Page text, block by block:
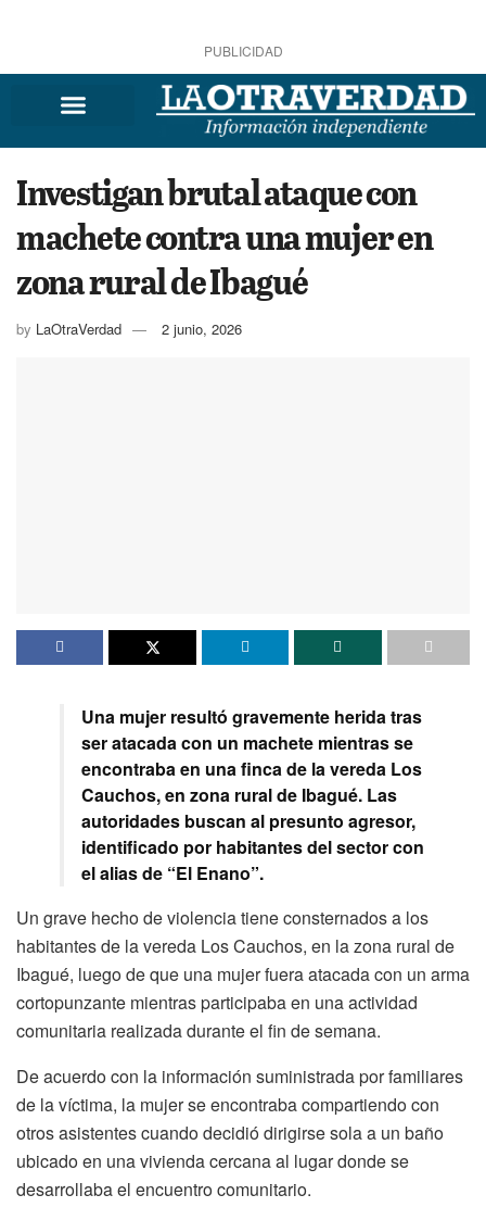
PUBLICIDAD
Investigan brutal ataque con
machete contra una mujer en
zona rural de Ibagué
by LaOtraVerdad 2 junio, 2026
Una mujer resultó gravemente herida tras
ser atacada con un machete mientras se
encontraba en una finca de la vereda Los
Cauchos, en zona rural de Ibagué. Las
autoridades buscan al presunto agresor,
identificado por habitantes del sector con
el alias de “El Enano”.
Un grave hecho de violencia tiene consternados a los
habitantes de la vereda Los Cauchos, en la zona rural de
Ibagué, luego de que una mujer fuera atacada con un arma
cortopunzante mientras participaba en una actividad
comunitaria realizada durante el fin de semana.
De acuerdo con la información suministrada por familiares
de la víctima, la mujer se encontraba compartiendo con
otros asistentes cuando decidió dirigirse sola a un baño
ubicado en una vivienda cercana al lugar donde se
desarrollaba el encuentro comunitario.